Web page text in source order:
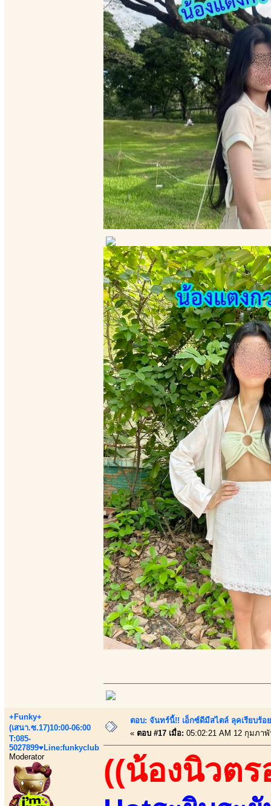
+Funky+
(เสนา.ซ.17)10:00-06:00
T:085-
5027899♥Line:funkyclub
Moderator
ตอบ: จันทร์นี้!! เอ็กซ์ดีมีสไตล์ ลุคเรียบร้
« ตอบ #17 เมื่อ: 05:02:21 AM 12 กุมภา
((น้องนิวตร